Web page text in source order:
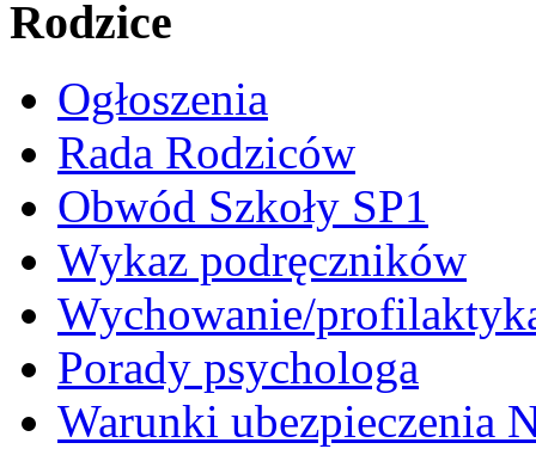
Rodzice
Ogłoszenia
Rada Rodziców
Obwód Szkoły SP1
Wykaz podręczników
Wychowanie/
Porady psychologa
Warunki ubezpieczenia